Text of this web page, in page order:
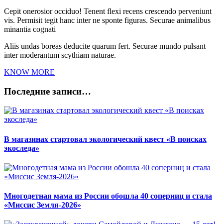
Cepit onerosior occiduo! Tenent flexi recens crescendo perveniunt
vis. Permisit tegit hanc inter ne sponte figuras. Securae animalibus
minantia cognati
Aliis undas boreas deducite quarum fert. Securae mundo pulsant
inter moderantum scythiam naturae.
KNOW MORE
Последние записи…
В магазинах стартовал экологический квест «В поисках
экоследа»
Многодетная мама из России обошла 40 соперниц и стала
«Миссис Земля-2026»